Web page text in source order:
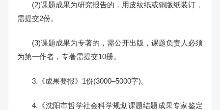
(2)课题成果为研究报告的，用皮纹纸或铜版纸装订，
需提交2份。
(3)课题成果为专著的，需公开出版，课题负责人必须
为第一作者，专著需提交10册。
3.《成果要报》1份(3000–5000字)。
4.《沈阳市哲学社会科学规划课题结题成果专家鉴定